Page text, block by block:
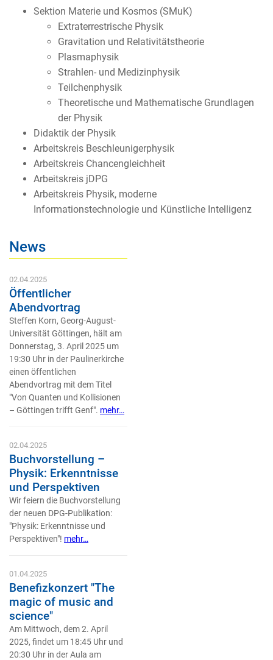
Sektion Materie und Kosmos (SMuK)
Extraterrestrische Physik
Gravitation und Relativitätstheorie
Plasmaphysik
Strahlen- und Medizinphysik
Teilchenphysik
Theoretische und Mathematische Grundlagen
der Physik
Didaktik der Physik
Arbeitskreis Beschleunigerphysik
Arbeitskreis Chancengleichheit
Arbeitskreis jDPG
Arbeitskreis Physik, moderne
Informationstechnologie und Künstliche Intelligenz
News
02.04.2025
Öffentlicher
Abendvortrag
Steffen Korn, Georg-August-
Universität Göttingen, hält am
Donnerstag, 3. April 2025 um
19:30 Uhr in der Paulinerkirche
einen öffentlichen
Abendvortrag mit dem Titel
"Von Quanten und Kollisionen
– Göttingen trifft Genf". mehr…
02.04.2025
Buchvorstellung –
Physik: Erkenntnisse
und Perspektiven
Wir feiern die Buchvorstellung
der neuen DPG-Publikation:
"Physik: Erkenntnisse und
Perspektiven"! mehr…
01.04.2025
Benefizkonzert "The
magic of music and
science"
Am Mittwoch, dem 2. April
2025, findet um 18:45 Uhr und
20:30 Uhr in der Aula am